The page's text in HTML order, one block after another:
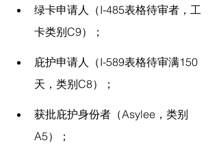
绿卡申请人（I-485表格待审者，工
卡类别C9）；
庇护申请人（I-589表格待审满150
天，类别C8）；
获批庇护身份者（Asylee，类别
A5）；